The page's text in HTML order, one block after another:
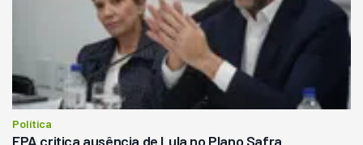
Política
FPA critica ausência de Lula no Plano Safra